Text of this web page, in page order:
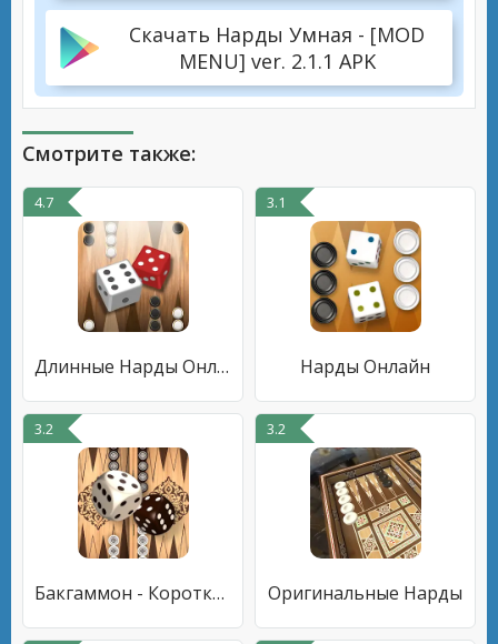
Скачать Нарды Умная - [MOD
MENU] ver. 2.1.1 APK
Смотрите также:
4.7
Длинные Нарды Онлайн
3.1
Нарды Онлайн
3.2
Бакгаммон - Короткие Нарды
3.2
Оригинальные Нарды